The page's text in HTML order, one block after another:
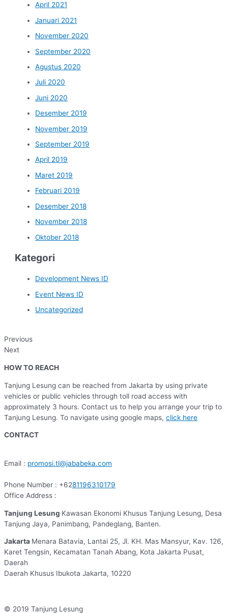
April 2021
Januari 2021
November 2020
September 2020
Agustus 2020
Juli 2020
Juni 2020
Desember 2019
November 2019
September 2019
April 2019
Maret 2019
Februari 2019
Desember 2018
November 2018
Oktober 2018
Kategori
Development News ID
Event News ID
Uncategorized
Previous
Next
HOW TO REACH
Tanjung Lesung can be reached from Jakarta by using private
vehicles or public vehicles through toll road access with
approximately 3 hours. Contact us to help you arrange your trip to
Tanjung Lesung. To navigate using google maps, click here
CONTACT
Email : promosi.tl@jababeka.com
Phone Number : +6281196310179
Office Address :
Tanjung Lesung Kawasan Ekonomi Khusus Tanjung Lesung, Desa
Tanjung Jaya, Panimbang, Pandeglang, Banten.
Jakarta Menara Batavia, Lantai 25, Jl. KH. Mas Mansyur, Kav. 126,
Karet Tengsin, Kecamatan Tanah Abang, Kota Jakarta Pusat,
Daerah
Daerah Khusus Ibukota Jakarta, 10220
© 2019 Tanjung Lesung